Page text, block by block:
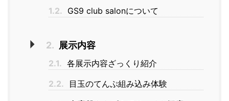
1.2. GS9 club salonについて
2. 展示内容
2.1. 各展示内容ざっくり紹介
2.2.
目玉のてんぷ組み込み体験